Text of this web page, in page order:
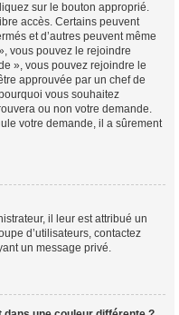
sur le bouton approprié.
accès. Certains peuvent
et d’autres peuvent même
vous pouvez le rejoindre
», vous pouvez rejoindre le
approuvée par un chef de
vous souhaitez
ou non votre demande.
votre demande, il a sûrement
il leur est attribué un
d’utilisateurs, contactez
un message privé.